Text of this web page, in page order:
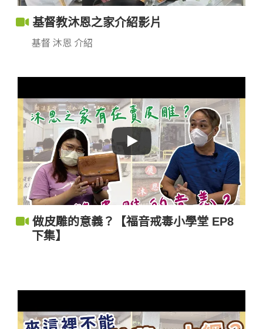
基督教沐恩之家介紹影片
基督 沐恩 介紹
做皮雕的意義？【福音戒毒小學堂 EP8
下集】